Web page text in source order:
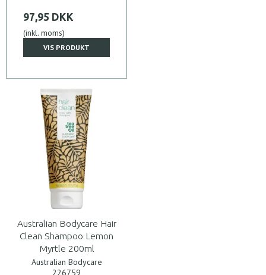
97,95 DKK
(inkl. moms)
VIS PRODUKT
Australian Bodycare Hair
Clean Shampoo Lemon
Myrtle 200ml
Australian Bodycare
226759